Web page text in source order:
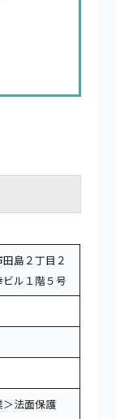
島２丁目２
ビル１階５号
法面保護